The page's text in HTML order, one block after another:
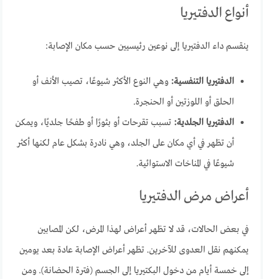
أنواع الدفتيريا
ينقسم داء الدفتيريا إلى نوعين رئيسيين حسب مكان الإصابة:
الدفتيريا التنفسية: وهي النوع الأكثر شيوعًا، تصيب الأنف أو
الحلق أو اللوزتين أو الحنجرة.
الدفتيريا الجلدية: تسبب تقرحات أو بثورًا أو طفحًا جلديًا، ويمكن
أن تظهر في أي مكان على الجلد، وهي نادرة بشكل عام لكنها أكثر
شيوعًا في المناخات الاستوائية.
أعراض مرض الدفتيريا
في بعض الحالات، قد لا تظهر أعراض لهذا المرض، لكن المصابين
يمكنهم نقل العدوى للآخرين. تظهر أعراض الإصابة عادة بعد يومين
إلى خمسة أيام من دخول البكتيريا إلى الجسم (فترة الحضانة). ومن